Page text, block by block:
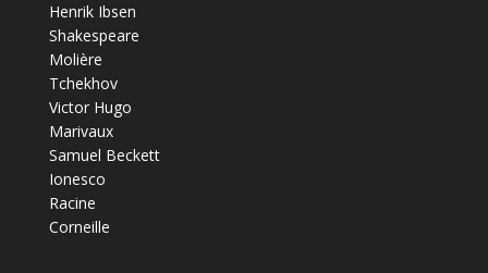
Henrik Ibsen
Shakespeare
Molière
Tchekhov
Victor Hugo
Marivaux
Samuel Beckett
Ionesco
Racine
Corneille